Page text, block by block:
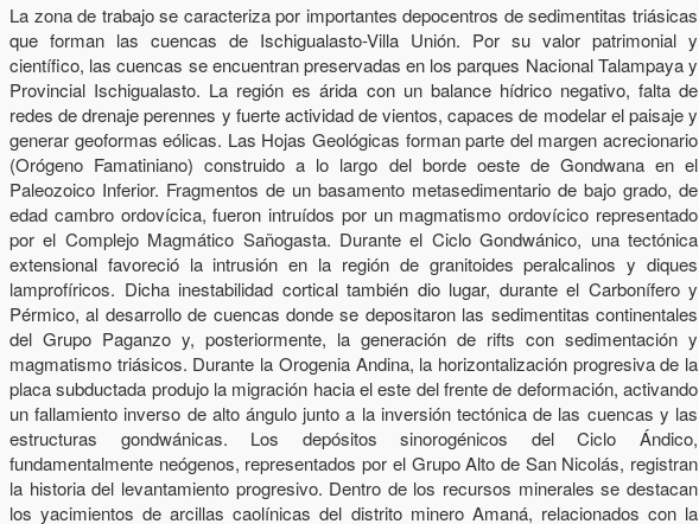
La zona de trabajo se caracteriza por importantes depocentros de sedimentitas triásicas
que forman las cuencas de Ischigualasto-Villa Unión. Por su valor patrimonial y
cientíﬁco, las cuencas se encuentran preservadas en los parques Nacional Talampaya y
Provincial Ischigualasto. La región es árida con un balance hídrico negativo, falta de
redes de drenaje perennes y fuerte actividad de vientos, capaces de modelar el paisaje y
generar geoformas eólicas. Las Hojas Geológicas forman parte del margen acrecionario
(Orógeno Famatiniano) construido a lo largo del borde oeste de Gondwana en el
Paleozoico Inferior. Fragmentos de un basamento metasedimentario de bajo grado, de
edad cambro ordovícica, fueron intruídos por un magmatismo ordovícico representado
por el Complejo Magmático Sañogasta. Durante el Ciclo Gondwánico, una tectónica
extensional favoreció la intrusión en la región de granitoides peralcalinos y diques
lamprofíricos. Dicha inestabilidad cortical también dio lugar, durante el Carbonífero y
Pérmico, al desarrollo de cuencas donde se depositaron las sedimentitas continentales
del Grupo Paganzo y, posteriormente, la generación de rifts con sedimentación y
magmatismo triásicos. Durante la Orogenia Andina, la horizontalización progresiva de la
placa subductada produjo la migración hacia el este del frente de deformación, activando
un fallamiento inverso de alto ángulo junto a la inversión tectónica de las cuencas y las
estructuras gondwánicas. Los depósitos sinorogénicos del Ciclo Ándico,
fundamentalmente neógenos, representados por el Grupo Alto de San Nicolás, registran
la historia del levantamiento progresivo. Dentro de los recursos minerales se destacan
los yacimientos de arcillas caolínicas del distrito minero Amaná, relacionados con la